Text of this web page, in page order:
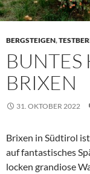
BERGSTEIGEN,
BUNTES
BRIXEN
31. OKTOBER 2022
Brixen in Südtirol
auf fantastisches
locken grandiose